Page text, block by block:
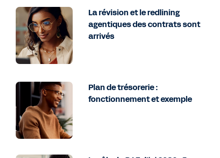
La révision et le redlining
agentiques des contrats sont
arrivés
Plan de trésorerie :
fonctionnement et exemple